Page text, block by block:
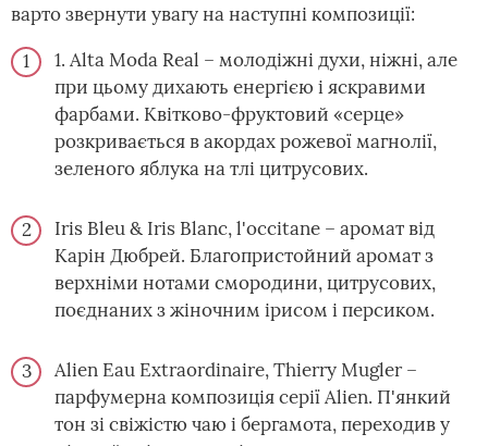
варто звернути увагу на наступні композиції:
1. Alta Moda Real – молодіжні духи, ніжні, але
при цьому дихають енергією і яскравими
фарбами. Квітково-фруктовий «серце»
розкривається в акордах рожевої магнолії,
зеленого яблука на тлі цитрусових.
Iris Bleu & Iris Blanc, l'occitane – аромат від
Карін Дюбрей. Благопристойний аромат з
верхніми нотами смородини, цитрусових,
поєднаних з жіночним ірисом і персиком.
Alien Eau Extraordinaire, Thierry Mugler –
парфумерна композиція серії Alien. П'янкий
тон зі свіжістю чаю і бергамота, переходив у